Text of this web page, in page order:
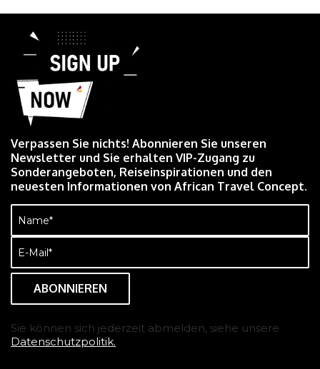
Verpassen Sie nichts! Abonnieren Sie unseren
Newsletter und Sie erhalten VIP-Zugang zu
Sonderangeboten, Reiseinspirationen und den
neuesten Informationen von African Travel Concept.
(erforderlich)
Mail
(erforderlich)
Sie können sich jederzeit abmelden, siehe unsere
Datenschutzpolitik.